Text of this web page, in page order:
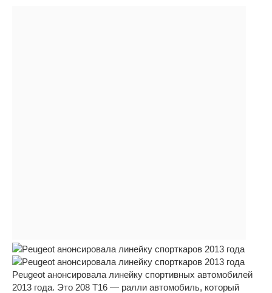
Peugeot анонсировала линейку спортивных автомобилей
2013 года. Это 208 T16 — ралли автомобиль, который